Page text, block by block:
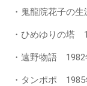
・鬼龍院花子の
・ひめゆりの塔
・遠野物語 1982
・タンポポ 1985